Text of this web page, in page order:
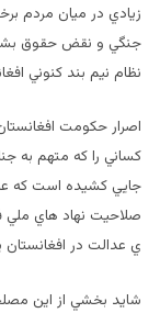
زيادي در ميان مردم
جنگي و نقض حقوق بشر
نظام نيم بند كنوني
اصرار حكومت
كساني را كه متهم به
جايي كشيده است كه
صلاحيت نهاد هاي ملي
ي عدالت در
شايد بخشي از اين